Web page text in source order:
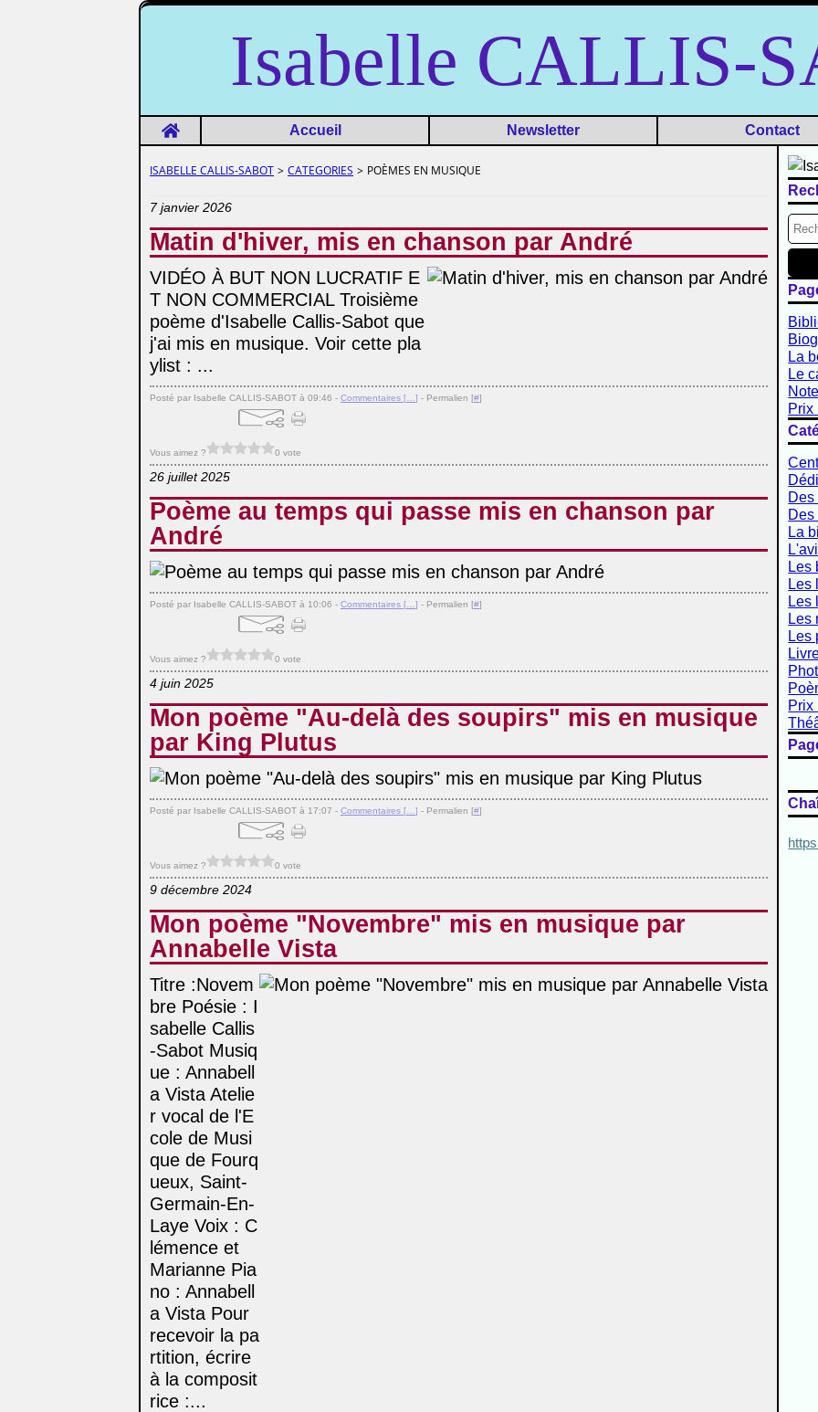
Isabelle CALLIS-
Home Accueil Newsletter Contact
ISABELLE CALLIS-SABOT > CATEGORIES > POÈMES EN MUSIQUE
7 janvier 2026
Matin d'hiver, mis en chanson par André
VIDÉO À BUT NON LUCRATIF E
T NON COMMERCIAL Troisième
poème d'Isabelle Callis-Sabot que
j'ai mis en musique. Voir cette pla
ylist : ...
Posté par Isabelle CALLIS-SABOT à 09:46 - Commentaires [ ] - Permalien [#]
Vous aimez ? 0 vote
26 juillet 2025
Poème au temps qui passe mis en chanson par
André
Posté par Isabelle CALLIS-SABOT à 10:06 - Commentaires [ ] - Permalien [#]
Vous aimez ? 0 vote
4 juin 2025
Mon poème "Au-delà des soupirs" mis en musique
par King Plutus
Posté par Isabelle CALLIS-SABOT à 17:07 - Commentaires [ ] - Permalien [#]
Vous aimez ? 0 vote
9 décembre 2024
Mon poème "Novembre" mis en musique par
Annabelle Vista
Titre :Novem
bre Poésie : I
sabelle Callis
-Sabot Musiq
ue : Annabell
a Vista Atelie
r vocal de l'E
cole de Musi
que de Fourq
ueux, Saint-
Germain-En-
Laye Voix : C
lémence et
Marianne Pia
no : Annabell
a Vista Pour
recevoir la pa
rtition, écrire
à la composit
rice :...
La
Le
Prix
La
Les
Les
Les
Les
Les
Prix